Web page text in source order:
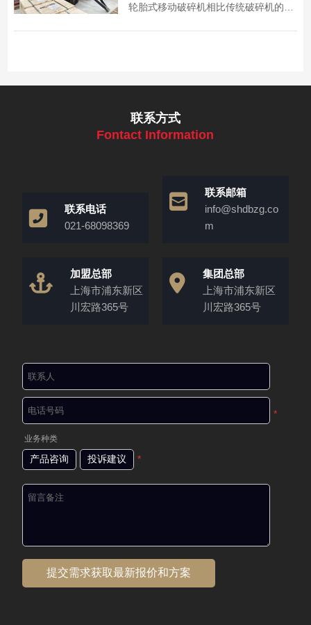
轮胎式移动破碎机相比传统破碎机的核
型提供依据。
联系方式
Fontact Information
联系电话
021-68098369
联系邮箱
info@shdbzg.co
m
加盟总部
上海市浦东新区
川宏路365号
集团总部
上海市浦东新区
川宏路365号
*
业务种类
产品咨询 投诉建议 *